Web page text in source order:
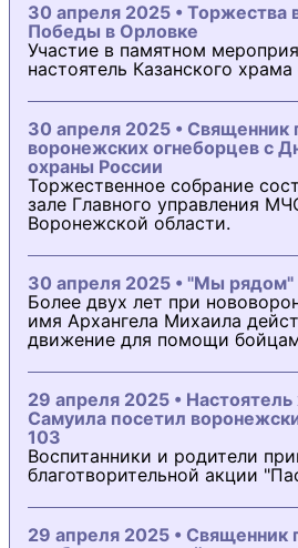
30 апреля 2025 • Торжества
Победы в Орловке
Участие в памятном
настоятель Казанского
30 апреля 2025 • Священник
воронежских огнеборцев с
охраны России
Торжественное собрание
зале Главного управления
Воронежской области.
30 апреля 2025 • "Мы рядом"
Более двух лет при
имя Архангела Михаила
движение для помощи
29 апреля 2025 •
Самуила посетил
103
Воспитанники и родители
благотворительной акции
29 апреля 2025 • Священник